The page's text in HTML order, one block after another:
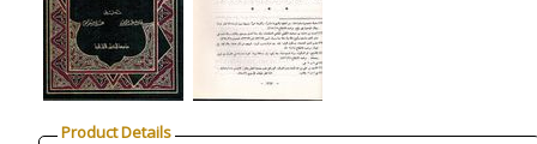
Product Details